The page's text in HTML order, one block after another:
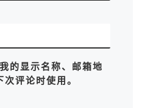
的显示名称、邮箱地
评论时使用。